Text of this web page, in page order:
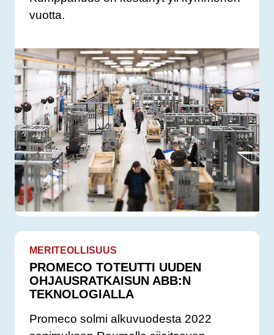
vuotta.
MERITEOLLISUUS
PROMECO TOTEUTTI UUDEN
OHJAUSRATKAISUN ABB:N
TEKNOLOGIALLA
Promeco solmi alkuvuodesta 2022